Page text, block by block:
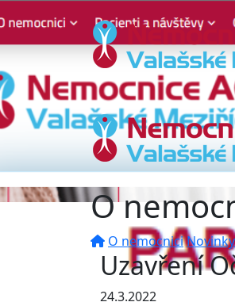
O
O nemocnici
Uzavření
24.3.2022